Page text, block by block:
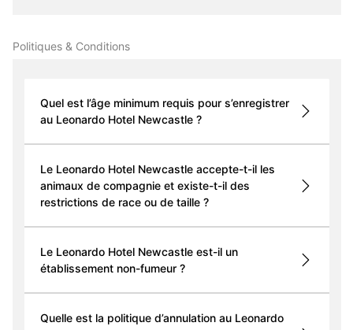
Politiques & Conditions
Quel est l’âge minimum requis pour s’enregistrer
au Leonardo Hotel Newcastle ?
Le Leonardo Hotel Newcastle accepte-t-il les
animaux de compagnie et existe-t-il des
restrictions de race ou de taille ?
Le Leonardo Hotel Newcastle est-il un
établissement non-fumeur ?
Quelle est la politique d’annulation au Leonardo